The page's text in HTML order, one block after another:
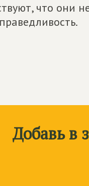
что они
Добавь в